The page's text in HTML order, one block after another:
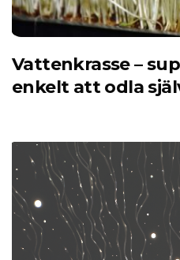
Vattenkrasse –
enkelt att odla